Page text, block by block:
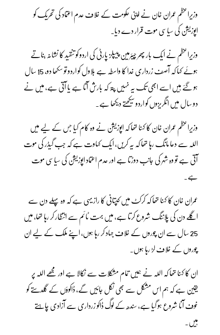
وزیراعظم عمران خان نے اپنی حکومت کے خلاف عدم اعتماد کی تحریک کو
اپوزیشن کی سیاسی موت قرار دے دیا۔
وزیراعظم نے ایک بار پھر چیئرمین پیپلز پارٹی کی اردو کو تنقید کا نشانہ بناتے
ہوئے کہا کہ آصف زرداری خدا کا واسطہ ہے بلاول کو اردو تو سکھا دو، 15 سال
ہو گئے ہیں اسے ابھی تک یہ نہیں پتہ کہ بارش آتا ہے یا آتی ہے، میں نے
دو سال میں انگریزوں کو اردو سیکھتے دیکھا ہے۔
وزیراعظم عمران خان کا کہنا تھا کہ اپوزیشن نے وہ کام کیا جس کے لیے میں
اللہ سے دعا مانگ رہا تھا کہ یہ کریں، ایک کہاوت ہے کہ جب گیڈر کی موت
آتی ہے تو وہ شہر کی جانب دوڑتا ہے اور عدم اعتماد اپوزیشن کی سیاسی موت
ہے۔
عمران خان کا کہنا تھا کہ کرکٹ میں کپتانی کا راز یہی ہے کہ وہ پہلے دن سے
اگلے دن کی پلاننگ شروع کرتا ہے، میں بہت ٹائم سے انتظار کر رہا تھا، میں
25 سال سے ان چوروں کے خلاف جہاد کر رہا ہوں، اپنے ملک کے لیے ان
چوروں کے خلاف لڑ رہا ہوں۔
ان کا کہنا تھا کہ اللہ نے ہمیں تمام مشکلات سے نکالا ہے اور مجھے اللہ پر
یقین ہے کہ ہم اس مشکل سے بھی نکل جائیں گے، ڈاکوؤں کے گلدستے کو
خوف آنا شروع ہو گیا ہے، سندھ کے لوگ ڈاکو زرداری سے آزادی چاہتے
ہیں۔